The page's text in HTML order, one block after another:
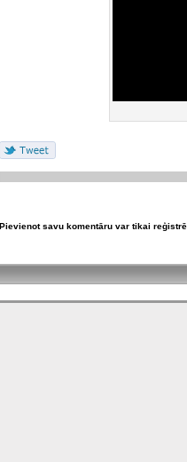
Pievienot savu komentāru var tikai